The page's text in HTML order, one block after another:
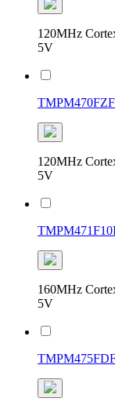
120MHz
5V
120MHz
5V
160MHz
5V